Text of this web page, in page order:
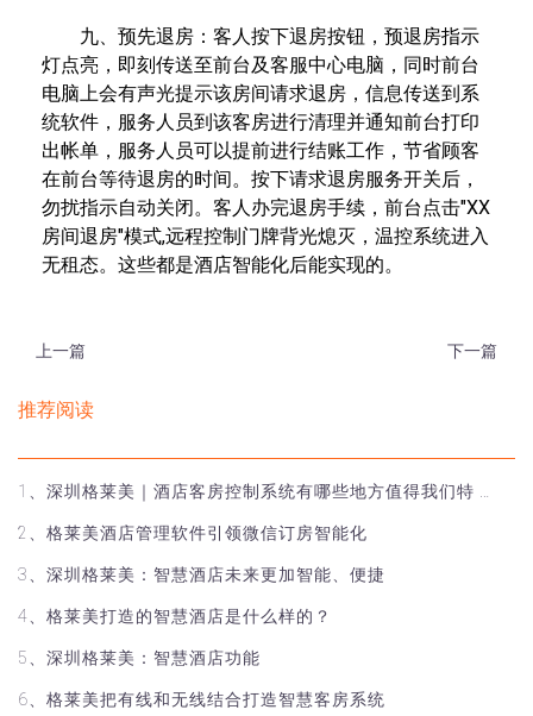
九、预先退房：客人按下退房按钮，预退房指示
灯点亮，即刻传送至前台及客服中心电脑，同时前台
电脑上会有声光提示该房间请求退房，信息传送到系
统软件，服务人员到该客房进行清理并通知前台打印
出帐单，服务人员可以提前进行结账工作，节省顾客
在前台等待退房的时间。按下请求退房服务开关后，
勿扰指示自动关闭。客人办完退房手续，前台点击"XX
房间退房"模式,远程控制门牌背光熄灭，温控系统进入
无租态。这些都是酒店智能化后能实现的。
上一篇 下一篇
推荐阅读
1、深圳格莱美｜酒店客房控制系统有哪些地方值得我们特 …
2、格莱美酒店管理软件引领微信订房智能化
3、深圳格莱美：智慧酒店未来更加智能、便捷
4、格莱美打造的智慧酒店是什么样的？
5、深圳格莱美：智慧酒店功能
6、格莱美把有线和无线结合打造智慧客房系统